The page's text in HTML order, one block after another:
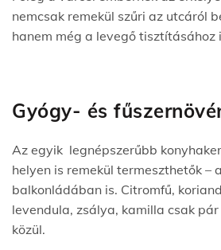
nemcsak remekül szűri az utcáról
hanem még a levegő tisztításához
Gyógy- és
Az egyik legnépszerűbb
helyen is remekül termeszthetők –
balkonládában is. Citromfű,
levendula, zsálya, kamilla csak
közül.